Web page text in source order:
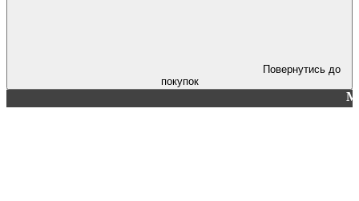
Повернутись до
покупок